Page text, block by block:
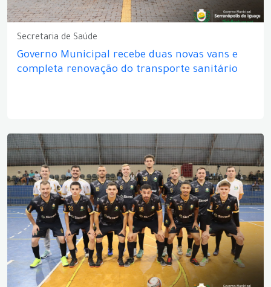
Secretaria de Saúde
Governo Municipal recebe duas novas vans e
completa renovação do transporte sanitário